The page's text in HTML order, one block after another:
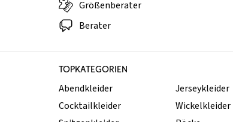
Größenberater
Berater
TOPKATEGORIEN
Abendkleider
Cocktailkleider
Jerseykleider
Wickelkleider